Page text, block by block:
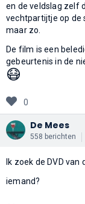
en de veldslag zelf
vechtpartijtje op de
maar zo.
De film is een
gebeurtenis in de
😷
0
De Mees
558 berichten
Ik zoek de DVD van
iemand?